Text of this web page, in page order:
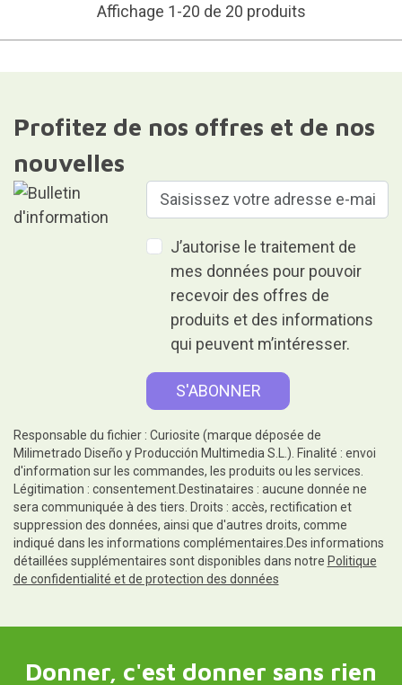
Affichage 1-20 de 20 produits
Profitez de nos offres et de nos
nouvelles
J’autorise le traitement de
mes données pour pouvoir
recevoir des offres de
produits et des informations
qui peuvent m’intéresser.
Responsable du fichier : Curiosite (marque déposée de
Milimetrado Diseño y Producción Multimedia S.L.). Finalité : envoi
d'information sur les commandes, les produits ou les services.
Légitimation : consentement.Destinataires : aucune donnée ne
sera communiquée à des tiers. Droits : accès, rectification et
suppression des données, ainsi que d'autres droits, comme
indiqué dans les informations complémentaires.Des informations
détaillées supplémentaires sont disponibles dans notre Politique
de confidentialité et de protection des données
Donner, c'est donner sans rien